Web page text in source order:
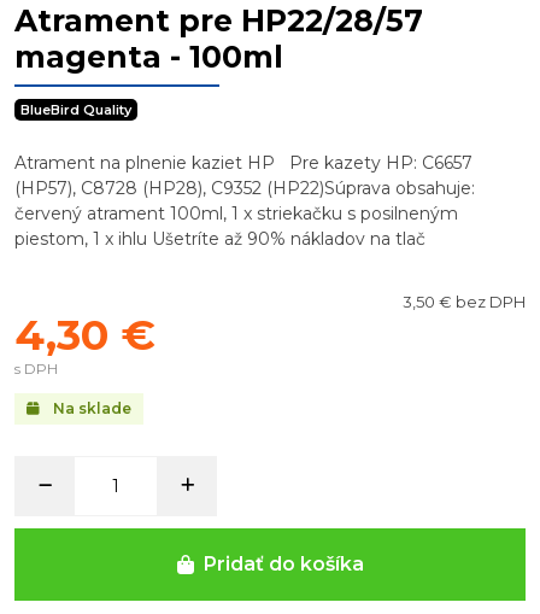
Atrament pre HP22/28/57
magenta - 100ml
BlueBird Quality
Atrament na plnenie kaziet HP Pre kazety HP: C6657
(HP57), C8728 (HP28), C9352 (HP22)Súprava obsahuje:
červený atrament 100ml, 1 x striekačku s posilneným
piestom, 1 x ihlu Ušetríte až 90% nákladov na tlač
Na sklade
3,50 € bez DPH
4,30 €
s DPH
Pridať do košíka